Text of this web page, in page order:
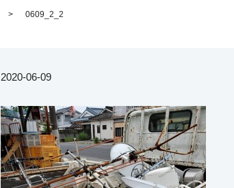
0609_2_2
2020-06-09